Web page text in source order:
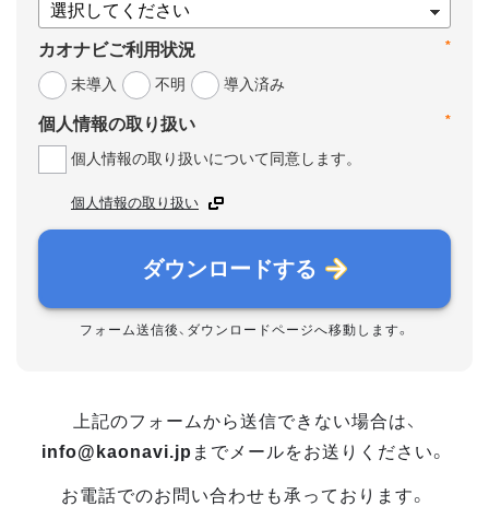
*
カオナビご利用状況
未導入
不明 導入済み
*
個人情報の取り扱い
個人情報の取り扱いについて同意します。
個人情報の取り扱い
ダウンロードする
フォーム送信後、ダウンロードページへ移動します。
上記のフォームから送信できない場合は、
info@kaonavi.jp までメールをお送りください。
お電話でのお問い合わせも承っております。